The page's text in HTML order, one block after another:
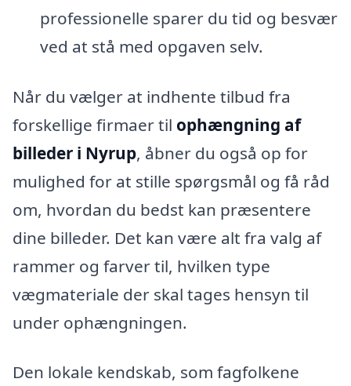
professionelle sparer du tid og besvær
ved at stå med opgaven selv.
Når du vælger at indhente tilbud fra
forskellige firmaer til ophængning af
billeder i Nyrup, åbner du også op for
mulighed for at stille spørgsmål og få råd
om, hvordan du bedst kan præsentere
dine billeder. Det kan være alt fra valg af
rammer og farver til, hvilken type
vægmateriale der skal tages hensyn til
under ophængningen.
Den lokale kendskab, som fagfolkene